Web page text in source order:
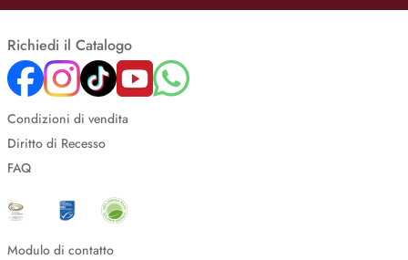
Richiedi il Catalogo
Condizioni di vendita
Diritto di Recesso
FAQ
Modulo di contatto